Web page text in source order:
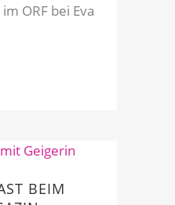
ORF bei Eva
BEIM